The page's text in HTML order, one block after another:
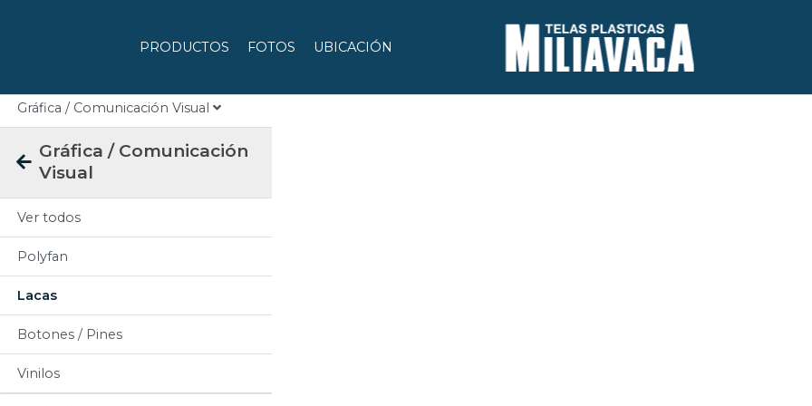
PRODUCTOS FOTOS UBICACIÓN
Gráfica / Comunicación Visual
Gráfica / Comunicación
Visual
Ver todos
Polyfan
Lacas
Botones / Pines
Vinilos